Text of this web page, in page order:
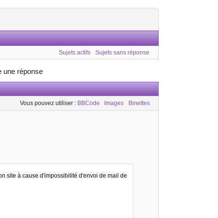
Sujets actifs Sujets sans réponse
une réponse
Vous pouvez utiliser : BBCode Images Binettes